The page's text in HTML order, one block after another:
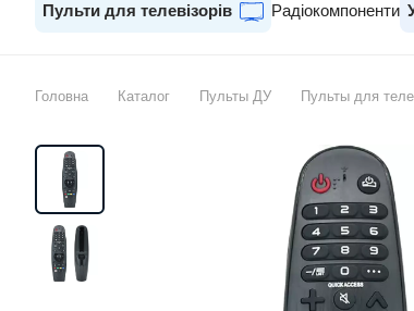
Пульти для телевізорів Радіокомпоненти
Головна Каталог Пульты ДУ Пульты для